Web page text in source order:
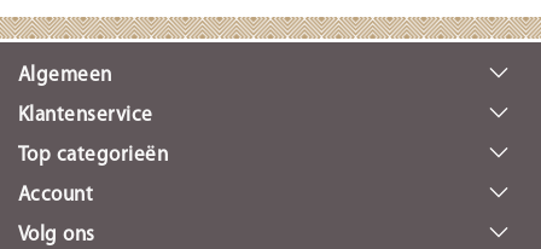
Algemeen
Klantenservice
Top categorieën
Account
Volg ons